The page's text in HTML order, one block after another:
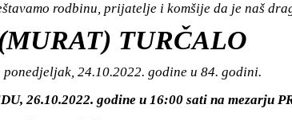
rodbinu, prijatelje i komšije da je naš
TURČALO
24.10.2022. godine u 84. godini.
26.10.2022. godine u 16:00 sati na mezarju